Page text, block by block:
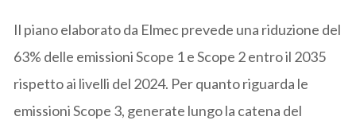
Il piano elaborato da Elmec prevede una riduzione del
63% delle emissioni Scope 1 e Scope 2 entro il 2035
rispetto ai livelli del 2024. Per quanto riguarda le
emissioni Scope 3, generate lungo la catena del